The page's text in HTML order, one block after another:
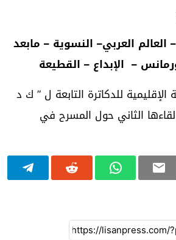
– العالم العربي– النسوية – مابعد
– الإبداع – القطيعة